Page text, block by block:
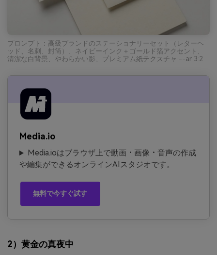
プロンプト：高級ブランドのステーショナリーセット（レターヘ
ッド、名刺、封筒）、ネイビーインク＋ゴールド箔アクセント、
清潔な白背景、やわらかい影、プレミアム紙テクスチャ --ar 3:2
Media.io
Media.ioはブラウザ上で動画・画像・音声の作成
や編集ができるオンラインAIスタジオです。
無料で今すぐ試す
2）黄金の真夜中